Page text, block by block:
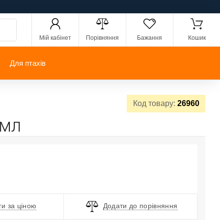
Мій кабінет Порівняння Бажання Кошик
Для птахів
Код товару: 26960
за ціною Додати до порівняння